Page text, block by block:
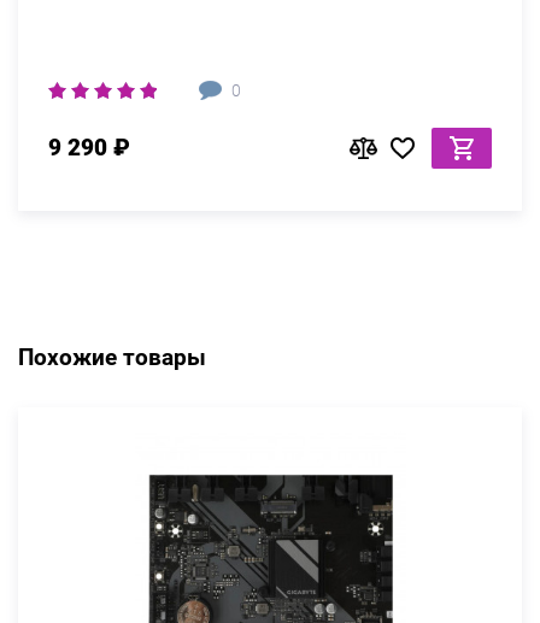
0
9 290 ₽
Похожие товары